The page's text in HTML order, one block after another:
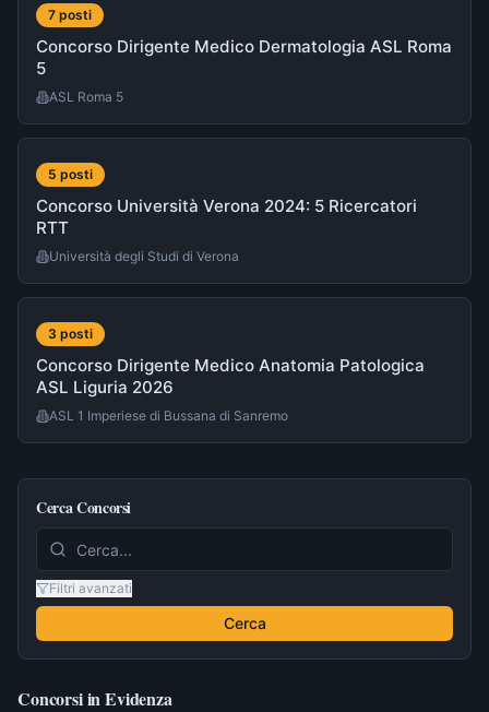
7 posti
Concorso Dirigente Medico Dermatologia ASL Roma
5
ASL Roma 5
5 posti
Concorso Università Verona 2024: 5 Ricercatori
RTT
Università degli Studi di Verona
3 posti
Concorso Dirigente Medico Anatomia Patologica
ASL Liguria 2026
ASL 1 Imperiese di Bussana di Sanremo
Cerca Concorsi
Filtri avanzati
Cerca
Concorsi in Evidenza